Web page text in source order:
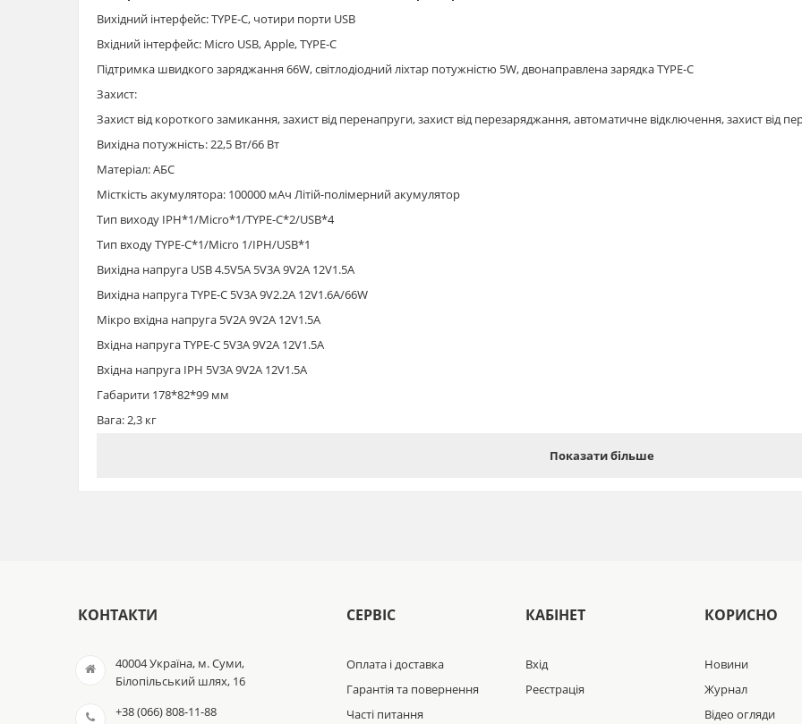
Вихідний інтерфейс: TYPE-C, чотири порти USB
Вхідний інтерфейс: Micro USB, Apple, TYPE-C
Підтримка швидкого заряджання 66W, світлодіодний ліхтар потужністю 5W, двонаправлена зарядка TYPE-C
Захист:
Захист від короткого замикання, захист від перенапруги, захист від перезаряджання, автоматичне відключення, захист від
Вихідна потужність: 22,5 Вт/66 Вт
Матеріал: АБС
Місткість акумулятора: 100000 мАч Літій-полімерний акумулятор
Тип виходу IPH*1/Micro*1/TYPE-C*2/USB*4
Тип входу TYPE-C*1/Micro 1/IPH/USB*1
Вихідна напруга USB 4.5V5A 5V3A 9V2A 12V1.5A
Вихідна напруга TYPE-C 5V3A 9V2.2A 12V1.6A/66W
Мікро вхідна напруга 5V2A 9V2A 12V1.5A
Вхідна напруга TYPE-C 5V3A 9V2A 12V1.5A
Вхідна напруга IPH 5V3A 9V2A 12V1.5A
Габарити 178*82*99 мм
Вага: 2,3 кг
Показати більше
КОНТАКТИ
40004 Україна, м. Суми,
Білопільський шлях, 16
+38 (066) 808-11-88
СЕРВІС
Оплата і доставка
Гарантія та повернення
Часті питання
КАБІНЕТ
Вхід
Реєстрація
КОРИСНО
Новини
Журнал
Відео огляди